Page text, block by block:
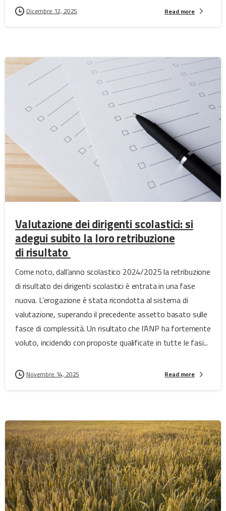
Dicembre 12, 2025 Read more
Valutazione dei dirigenti scolastici: si
adegui subito la loro retribuzione
di risultato
Come noto, dall’anno scolastico 2024/2025 la retribuzione
di risultato dei dirigenti scolastici è entrata in una fase
nuova. L’erogazione è stata ricondotta al sistema di
valutazione, superando il precedente assetto basato sulle
fasce di complessità. Un risultato che l’ANP ha fortemente
voluto, incidendo con proposte qualificate in tutte le fasi...
Novembre 14, 2025 Read more